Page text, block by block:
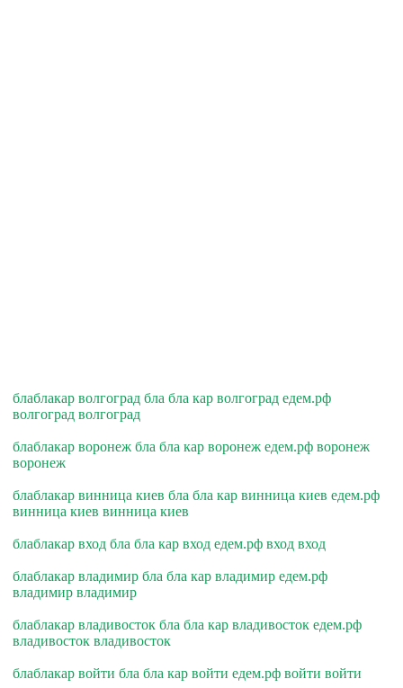
блаблакар волгоград бла бла кар волгоград едем.рф
волгоград волгоград
блаблакар воронеж бла бла кар воронеж едем.рф воронеж
воронеж
блаблакар винница киев бла бла кар винница киев едем.рф
винница киев винница киев
блаблакар вход бла бла кар вход едем.рф вход вход
блаблакар владимир бла бла кар владимир едем.рф
владимир владимир
блаблакар владивосток бла бла кар владивосток едем.рф
владивосток владивосток
блаблакар войти бла бла кар войти едем.рф войти войти